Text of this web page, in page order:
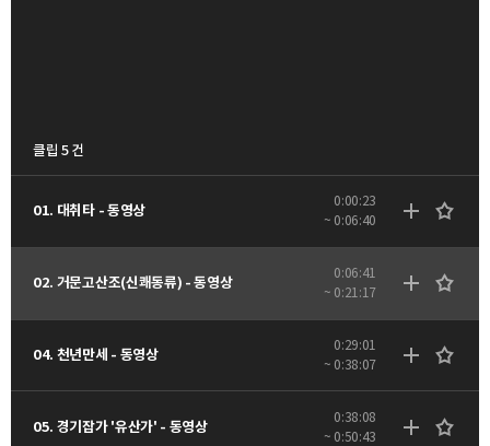
클립 5 건
01. 대취타 - 동영상
0:00:23
~ 0:06:40
02. 거문고산조(신쾌동류) - 동영상
0:06:41
~ 0:21:17
04. 천년만세 - 동영상
0:29:01
~ 0:38:07
05. 경기잡가 '유산가' - 동영상
0:38:08
~ 0:50:43